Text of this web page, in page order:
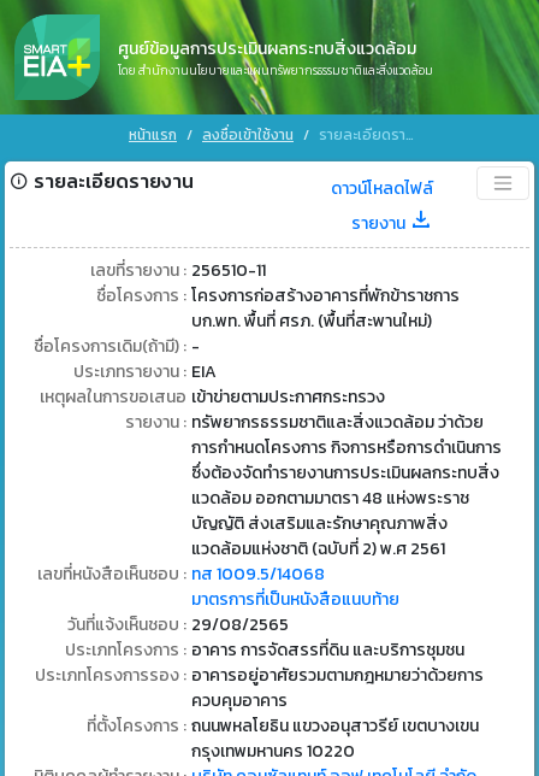
ศูนย์ข้อมูลการประเมินผลกระทบสิ่งแวดล้อม
โดย สำนักงานนโยบายและแผนทรัพยากรธรรมชาติและสิ่งแวดล้อม
หน้าแรก ลงชื่อเข้าใช้งาน รายละเอียดรายงาน
รายละเอียดรายงาน
ดาวน์โหลดไฟล์
รายงาน
เลขที่รายงาน : 256510-11
ชื่อโครงการ : โครงการก่อสร้างอาคารที่พักข้าราชการ
บก.พท. พื้นที่ ศรภ. (พื้นที่สะพานใหม่)
ชื่อโครงการเดิม(ถ้ามี) : -
ประเภทรายงาน : EIA
เหตุผลในการขอเสนอ
รายงาน :
เข้าข่ายตามประกาศกระทรวง
ทรัพยากรธรรมชาติและสิ่งแวดล้อม ว่าด้วย
การกำหนดโครงการ กิจการหรือการดำเนินการ
ซึ่งต้องจัดทำรายงานการประเมินผลกระทบสิ่ง
แวดล้อม ออกตามมาตรา 48 แห่งพระราช
บัญญัติ ส่งเสริมและรักษาคุณภาพสิ่ง
แวดล้อมแห่งชาติ (ฉบับที่ 2) พ.ศ 2561
เลขที่หนังสือเห็นชอบ : ทส 1009.5/14068
มาตรการที่เป็นหนังสือแนบท้าย
วันที่แจ้งเห็นชอบ : 29/08/2565
ประเภทโครงการ : อาคาร การจัดสรรที่ดิน และบริการชุมชน
ประเภทโครงการรอง : อาคารอยู่อาศัยรวมตามกฎหมายว่าด้วยการ
ควบคุมอาคาร
ที่ตั้งโครงการ : ถนนพหลโยธิน แขวงอนุสาวรีย์ เขตบางเขน
กรุงเทพมหานคร 10220